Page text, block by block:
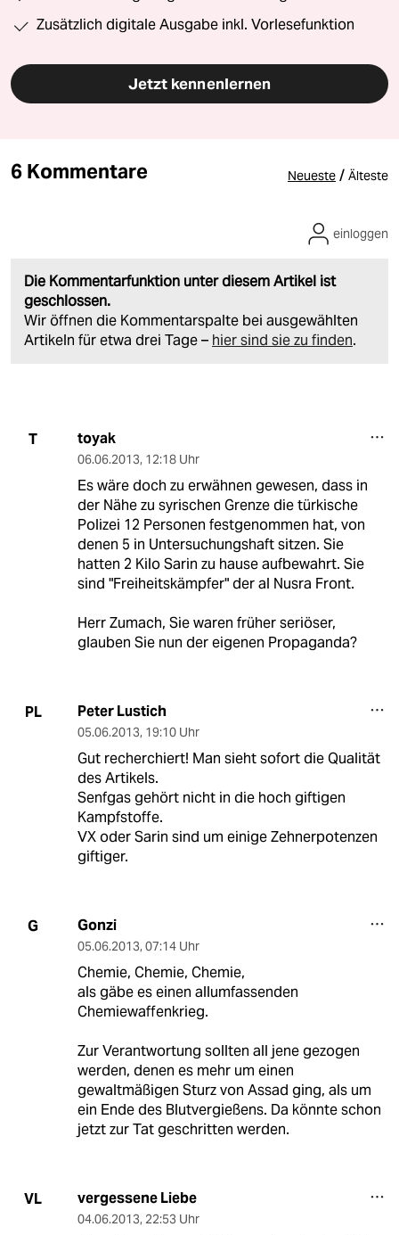
Zusätzlich digitale Ausgabe inkl. Vorlesefunktion
Jetzt kennenlernen
6 Kommentare Neueste / Älteste
Die Kommentarfunktion unter diesem Artikel ist
geschlossen.
Wir öffnen die Kommentarspalte bei ausgewählten
Artikeln für etwa drei Tage – hier sind sie zu finden.
einloggen
T toyak
06.06.2013, 12:18 Uhr
Es wäre doch zu erwähnen gewesen, dass in
der Nähe zu syrischen Grenze die türkische
Polizei 12 Personen festgenommen hat, von
denen 5 in Untersuchungshaft sitzen. Sie
hatten 2 Kilo Sarin zu hause aufbewahrt. Sie
sind "Freiheitskämpfer" der al Nusra Front.
Herr Zumach, Sie waren früher seriöser,
glauben Sie nun der eigenen Propaganda?
PL Peter Lustich
05.06.2013, 19:10 Uhr
Gut recherchiert! Man sieht sofort die Qualität
des Artikels.
Senfgas gehört nicht in die hoch giftigen
Kampfstoffe.
VX oder Sarin sind um einige Zehnerpotenzen
giftiger.
G Gonzi
05.06.2013, 07:14 Uhr
Chemie, Chemie, Chemie,
als gäbe es einen allumfassenden
Chemiewaffenkrieg.
Zur Verantwortung sollten all jene gezogen
werden, denen es mehr um einen
gewaltmäßigen Sturz von Assad ging, als um
ein Ende des Blutvergießens. Da könnte schon
jetzt zur Tat geschritten werden.
VL vergessene Liebe
04.06.2013, 22:53 Uhr